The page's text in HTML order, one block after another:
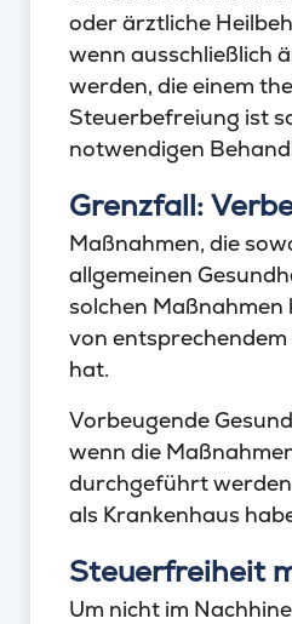
oder ärztliche
wenn ausschließlich
werden, die einem
Steuerbefreiung ist
notwendigen
Grenzfall:
Maßnahmen, die
allgemeinen
solchen Maßnahmen
von
hat.
Vorbeugende
wenn die
durchgeführt
als Krankenhaus
Steuerfreiheit
Um nicht im